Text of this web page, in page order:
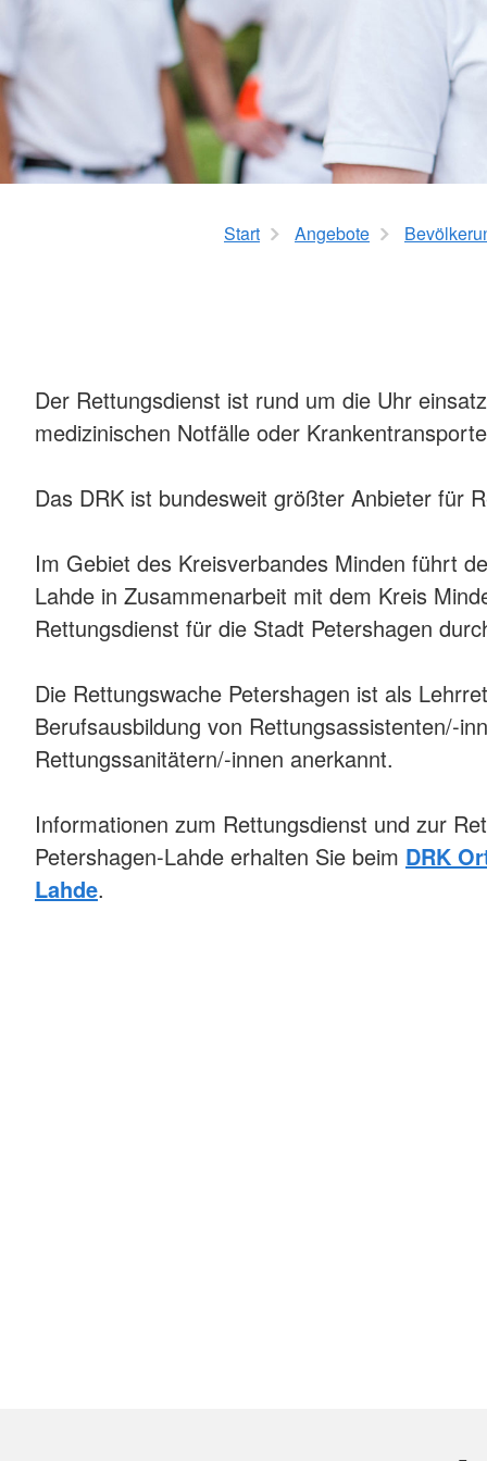
Seminarangebote
Start Angebote
Der Rettungsdienst ist rund um die Uhr
medizinischen Notfälle oder
Das DRK ist bundesweit größter Anbieter für
Im Gebiet des Kreisverbandes Minden führt
Lahde in Zusammenarbeit mit dem Kreis
Rettungsdienst für die Stadt Petershagen
Die Rettungswache Petershagen ist als
Berufsausbildung von Rettungsassistenten/-
Rettungssanitätern/-innen anerkannt.
Informationen zum Rettungsdienst und zur
Petershagen-Lahde erhalten Sie beim DRK
Lahde.